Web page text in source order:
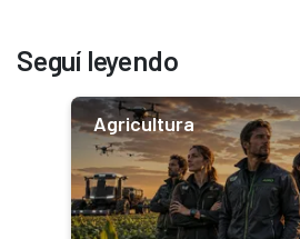
Seguí leyendo
Agricultura